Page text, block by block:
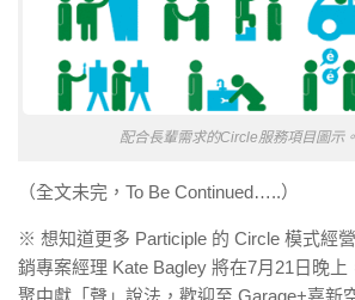
配合長輩需求的Circle服務項目圖示。
（全文未完，To Be Continued…..）
※ 想知道更多 Participle 的 Circle 模式經
銷專案經理 Kate Bagley 將在7月21日晚
聚中獻「聲」說法，歡迎至 Garage+嘉新